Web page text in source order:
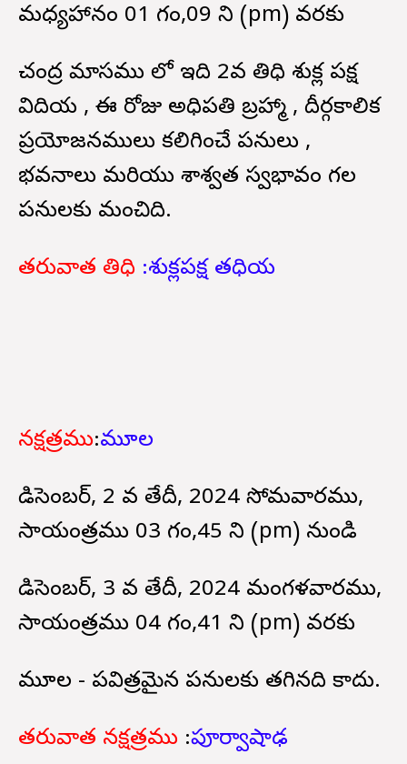
మధ్యహానం 01 గం,09 ని (pm) వరకు
చంద్ర మాసము లో ఇది 2వ తిధి శుక్ల పక్ష
విదియ , ఈ రోజు అధిపతి బ్రహ్మా , దీర్గకాలిక
ప్రయోజనములు కలిగించే పనులు ,
భవనాలు మరియు శాశ్వత స్వభావం గల
పనులకు మంచిది.
తరువాత తిధి :శుక్లపక్ష తధియ
నక్షత్రము:మూల
డిసెంబర్, 2 వ తేదీ, 2024 సోమవారము,
సాయంత్రము 03 గం,45 ని (pm) నుండి
డిసెంబర్, 3 వ తేదీ, 2024 మంగళవారము,
సాయంత్రము 04 గం,41 ని (pm) వరకు
మూల - పవిత్రమైన పనులకు తగినది కాదు.
తరువాత నక్షత్రము :పూర్వాషాఢ